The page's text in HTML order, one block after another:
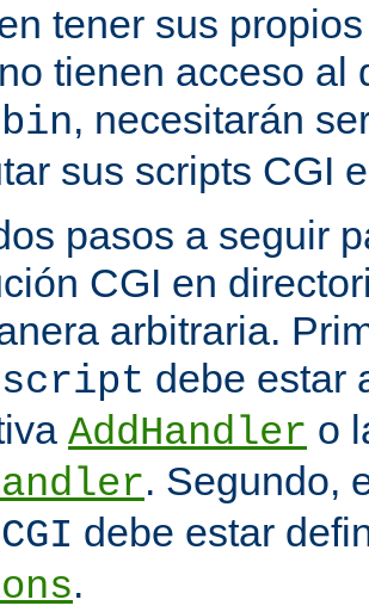
tener sus
tienen acceso al
, necesitarán
sus scripts CGI
pasos a seguir
CGI en
arbitraria.
debe estar
AddHandler o
. Segundo,
debe estar
.